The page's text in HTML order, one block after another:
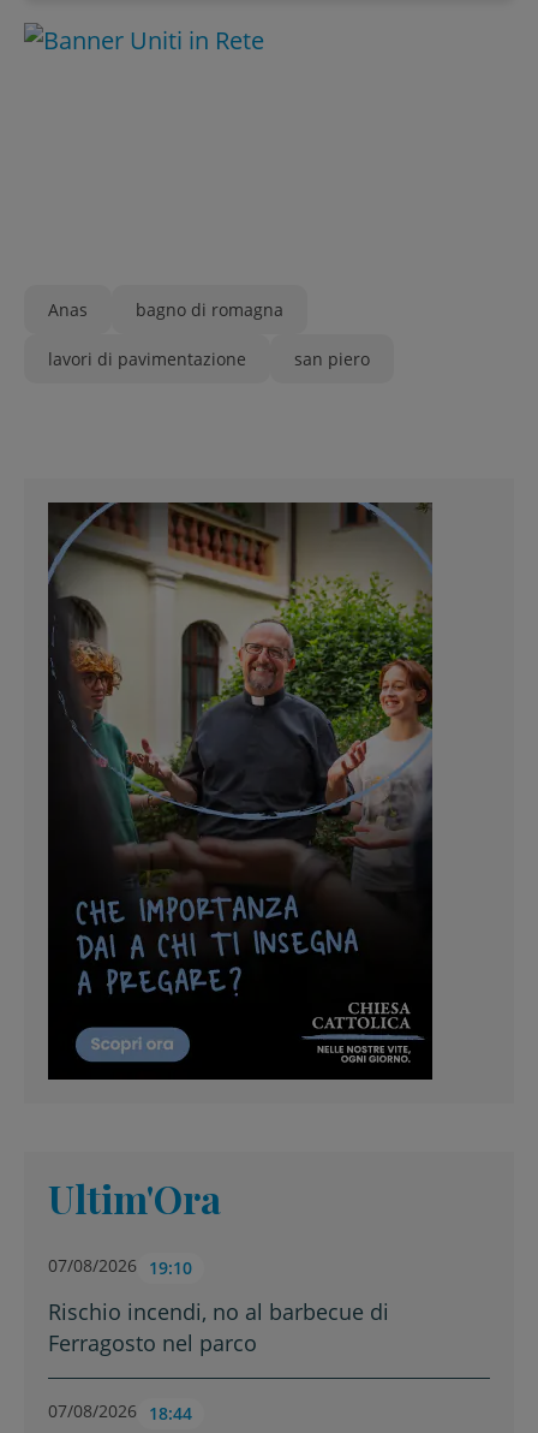
Anas bagno di romagna
lavori di pavimentazione san piero
Ultim'Ora
07/08/2026 19:10
Rischio incendi, no al barbecue di
Ferragosto nel parco
07/08/2026 18:44